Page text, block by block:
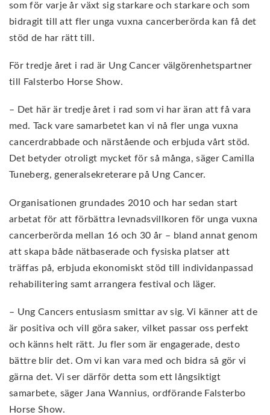
som för varje år växt sig starkare och starkare och som
bidragit till att fler unga vuxna cancerberörda kan få det
stöd de har rätt till.
För tredje året i rad är Ung Cancer välgörenhetspartner
till Falsterbo Horse Show.
– Det här är tredje året i rad som vi har äran att få vara
med. Tack vare samarbetet kan vi nå fler unga vuxna
cancerdrabbade och närstående och erbjuda vårt stöd.
Det betyder otroligt mycket för så många, säger Camilla
Tuneberg, generalsekreterare på Ung Cancer.
Organisationen grundades 2010 och har sedan start
arbetat för att förbättra levnadsvillkoren för unga vuxna
cancerberörda mellan 16 och 30 år – bland annat genom
att skapa både nätbaserade och fysiska platser att
träffas på, erbjuda ekonomiskt stöd till individanpassad
rehabilitering samt arrangera festival och läger.
– Ung Cancers entusiasm smittar av sig. Vi känner att de
är positiva och vill göra saker, vilket passar oss perfekt
och känns helt rätt. Ju fler som är engagerade, desto
bättre blir det. Om vi kan vara med och bidra så gör vi
gärna det. Vi ser därför detta som ett långsiktigt
samarbete, säger Jana Wannius, ordförande Falsterbo
Horse Show.